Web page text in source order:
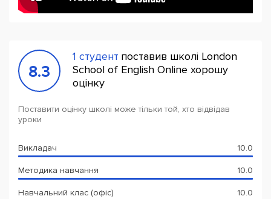
8.3
1 студент поставив школі London
School of English Online хорошу
оцінку
Поставити оцінку школі може тільки той, хто відвідав
уроки
Викладач 10.0
Методика навчання 10.0
Навчальний клас (офіс) 10.0